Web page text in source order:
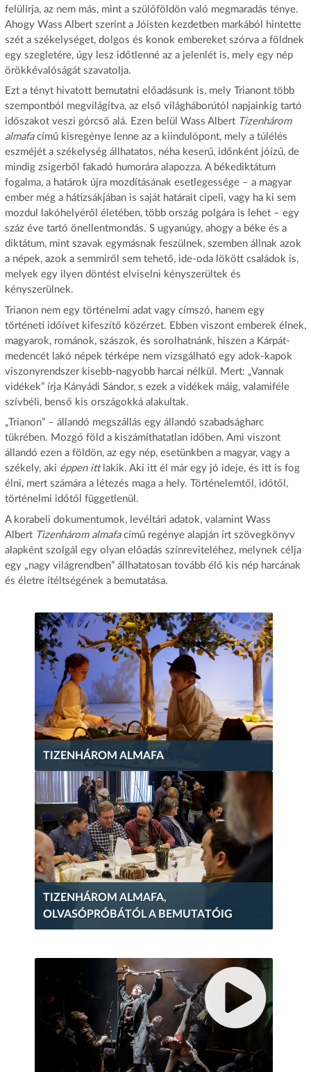
felülírja, az nem más, mint a szülőföldön való megmaradás ténye.
Ahogy Wass Albert szerint a Jóisten kezdetben markából hintette
szét a székelységet, dolgos és konok embereket szórva a földnek
egy szegletére, úgy lesz időtlenné az a jelenlét is, mely egy nép
örökkévalóságát szavatolja.
Ezt a tényt hivatott bemutatni előadásunk is, mely Trianont több
szempontból megvilágítva, az első világháborútól napjainkig tartó
időszakot veszi górcső alá. Ezen belül Wass Albert Tizenhárom
almafacímű kisregénye lenne az a kiindulópont, mely a túlélés
eszméjét a székelység állhatatos, néha keserű, időnként jóízű, de
mindig zsigerből fakadó humorára alapozza. A békediktátum
fogalma, a határok újra mozdításának esetlegessége – a magyar
ember még a hátizsákjában is saját határait cipeli, vagy ha ki sem
mozdul lakóhelyéről életében, több ország polgára is lehet – egy
száz éve tartó önellentmondás. S ugyanúgy, ahogy a béke és a
diktátum, mint szavak egymásnak feszülnek, szemben állnak azok
a népek, azok a semmiről sem tehető, ide-oda lökött családok is,
melyek egy ilyen döntést elviselni kényszerültek és
kényszerülnek.
Trianon nem egy történelmi adat vagy címszó, hanem egy
történeti időívet kifeszítő közérzet. Ebben viszont emberek élnek,
magyarok, románok, szászok, és sorolhatnánk, hiszen a Kárpát-
medencét lakó népek térképe nem vizsgálható egy adok-kapok
viszonyrendszer kisebb-nagyobb harcai nélkül. Mert: „Vannak
vidékek” írja Kányádi Sándor, s ezek a vidékek máig, valamiféle
szívbéli, benső kis országokká alakultak.
„Trianon” – állandó megszállás egy állandó szabadságharc
tükrében. Mozgó föld a kiszámíthatatlan időben. Ami viszont
állandó ezen a földön, az egy nép, esetünkben a magyar, vagy a
székely, aki éppen ittlakik. Aki itt él már egy jó ideje, és itt is fog
élni, mert számára a létezés maga a hely. Történelemtől, időtől,
történelmi időtől függetlenül.
A korabeli dokumentumok, levéltári adatok, valamint Wass
Albert Tizenhárom almafacímű regénye alapján írt szövegkönyv
alapként szolgál egy olyan előadás színreviteléhez, melynek célja
egy „nagy világrendben” állhatatosan tovább élő kis nép harcának
és életre ítéltségének a bemutatása.
TIZENHÁROM ALMAFA
TIZENHÁROM ALMAFA,
OLVASÓPRÓBÁTÓL A BEMUTATÓIG